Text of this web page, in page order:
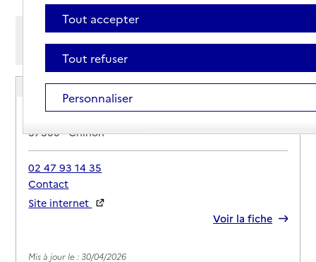
Afficher les résultats par:
Maison Départementale de la Solidarité
Adresse
6 rue des Courances
37500-Chinon
02 47 93 14 35
Contact
Site internet
Voir la fiche
Mis à jour le : 30/04/2026
Tout accepter
Tout refuser
Personnaliser